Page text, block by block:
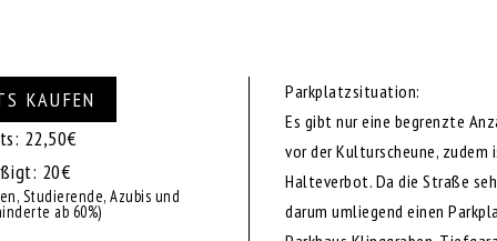
KAUFEN
22,50€
20€
Studierende, Azubis und
ab 60%)
Parkplatzsituation:
Es gibt nur eine begrenzte
vor der Kulturscheune,
Halteverbot. Da die Straße
darum umliegend einen